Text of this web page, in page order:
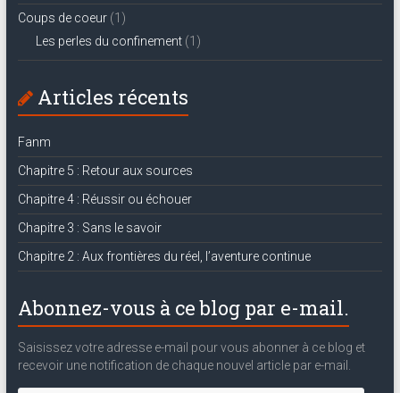
Coups de coeur(1)
Les perles du confinement(1)
Articles récents
Fanm
Chapitre 5 : Retour aux sources
Chapitre 4 : Réussir ou échouer
Chapitre 3 : Sans le savoir
Chapitre 2 : Aux frontières du réel, l’aventure continue
Abonnez-vous à ce blog par e-mail.
Saisissez votre adresse e-mail pour vous abonner à ce blog et
recevoir une notification de chaque nouvel article par e-mail.